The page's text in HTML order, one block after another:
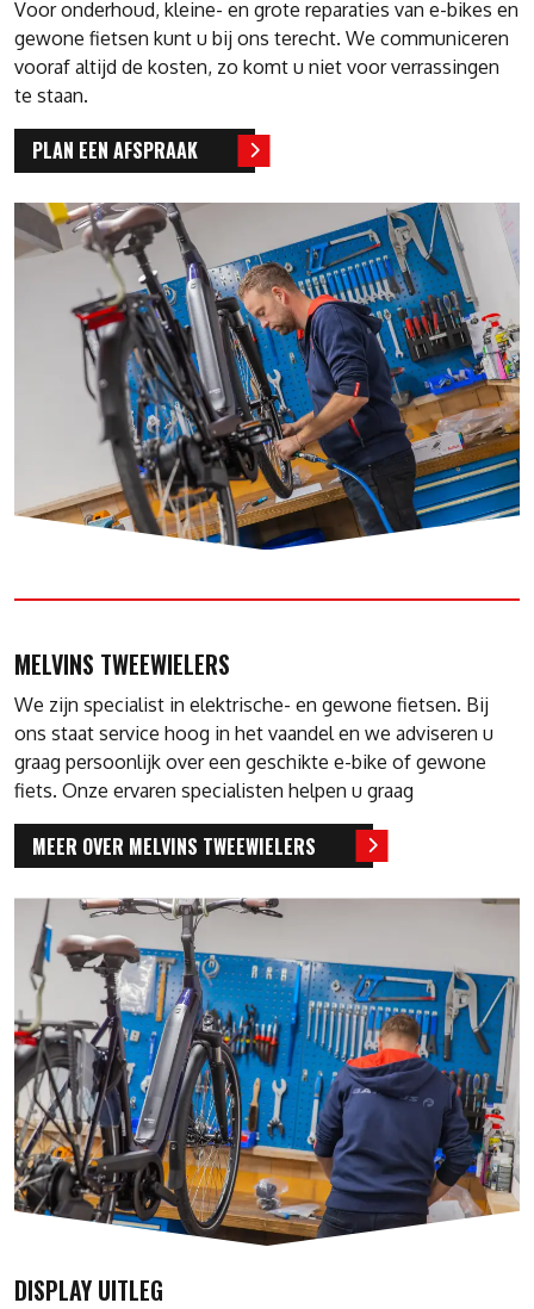
Voor onderhoud, kleine- en grote reparaties van e-bikes en
gewone fietsen kunt u bij ons terecht. We communiceren
vooraf altijd de kosten, zo komt u niet voor verrassingen
te staan.
PLAN EEN AFSPRAAK
MELVINS TWEEWIELERS
We zijn specialist in elektrische- en gewone fietsen. Bij
ons staat service hoog in het vaandel en we adviseren u
graag persoonlijk over een geschikte e-bike of gewone
fiets. Onze ervaren specialisten helpen u graag
MEER OVER MELVINS TWEEWIELERS
DISPLAY UITLEG